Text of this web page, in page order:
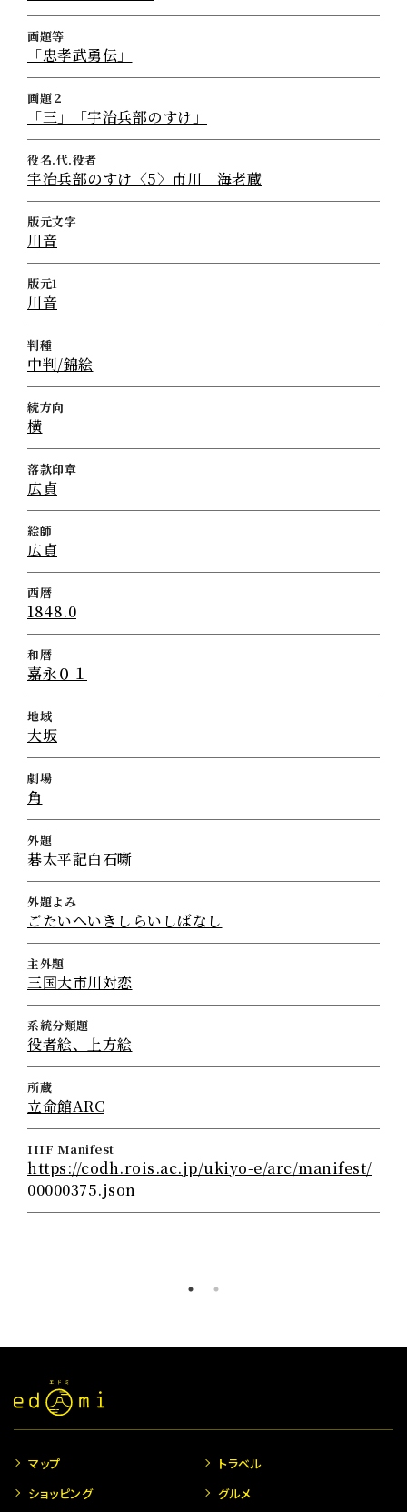
画題等
「忠孝武勇伝」
画題２
「三」「宇治兵部のすけ」
役名.代.役者
宇治兵部のすけ〈5〉市川 海老蔵
版元文字
川音
版元1
川音
判種
中判/錦絵
続方向
横
落款印章
広貞
絵師
広貞
西暦
1848.0
和暦
嘉永０１
地域
大坂
劇場
角
外題
碁太平記白石噺
外題よみ
ごたいへいきしらいしばなし
主外題
三国大市川対恋
系統分類題
役者絵、上方絵
所蔵
立命館ARC
IIIF Manifest
https://codh.rois.ac.jp/ukiyo-e/arc/manifest/
00000375.json
マップ
トラベル
ショッピング
グルメ